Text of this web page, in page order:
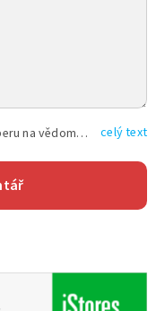
Vyplněním shora uvedených údajů beru na vědomí, že společnost TEXT FACTORY s.r.o., sídlem Brno, Durďákova 336/29, Černá Pole, PSČ: 613 00, IČ: 06157831, zapsané u Krajského soudu v Brně, oddíl C, vložka 100399, bude zpracovávat mé osobní údaje uvedené v rámci mnou vyplněného registračního formuláře na základě oprávněných zájmů TEXT FACTORY s.r.o. dle čl. 6 odst. 1 písm. f) GDPR a pro splnění právních povinností (čl. 6 odst. 1 písm. c) GDPR), a to pro tyto účely: nezbytnost zajistit oprávnění návštěvníka webových stránek provozovaných společností TEXT FACTORY s.r.o. přispívat aktivně ke zveřejněným článkům nebo v rámci diskusních fór a výkon práv TEXT FACTORY s.r.o. jako administrátora těchto diskusních fór. Více informací o zpracování osobních údajů a právech lze nalézt v celý text